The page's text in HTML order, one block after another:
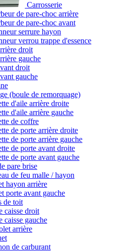
Carrosserie
de pare-choc arrière
de pare-choc avant
serrure hayon
verrou trappe d'essence
droit
gauche
droit
gauche
(boule de remorquage)
d'aile arrière droite
d'aile arrière gauche
de coffre
de porte arrière droite
de porte arrière gauche
de porte avant droite
de porte avant gauche
pare brise
de feu malle / hayon
hayon arrière
porte avant gauche
de toit
caisse droit
caisse gauche
arrière
de carburant